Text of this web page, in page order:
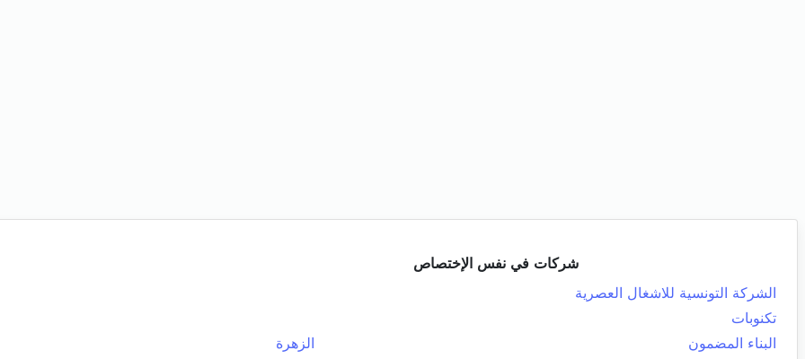
شركات في نفس الإختصاص
الشركة التونسية للاشغال العصرية
تكنوبات
البناء المضمون
الزهرة